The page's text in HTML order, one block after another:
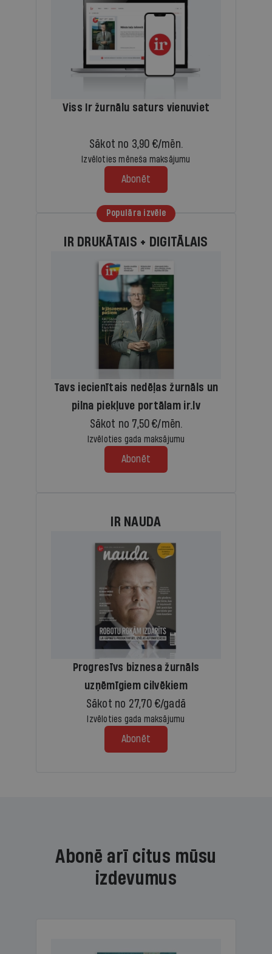
Viss Ir žurnālu saturs vienuviet
Sākot no 3,90 €/mēn.
Izvēloties mēneša maksājumu
Abonēt
Populāra izvēle
IR DRUKĀTAIS + DIGITĀLAIS
Tavs iecienītais nedēļas žurnāls un
pilna piekļuve portālam ir.lv
Sākot no 7,50 €/mēn.
Izvēloties gada maksājumu
Abonēt
IR NAUDA
Progresīvs biznesa žurnāls
uzņēmīgiem cilvēkiem
Sākot no 27,70 €/gadā
Izvēloties gada maksājumu
Abonēt
Abonē arī citus mūsu
izdevumus